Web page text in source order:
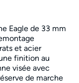
Eagle de 33 mm
et acier
finition au
visée avec
de marche